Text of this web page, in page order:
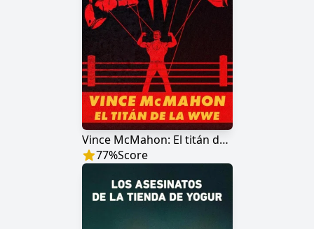
Vince McMahon: El titán de la WWE
77%Score